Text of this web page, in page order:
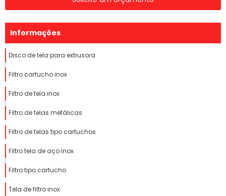
Informações
Disco de tela para extrusora
Filtro cartucho inox
Filtro de tela inox
Filtro de telas metálicas
Filtro de telas tipo cartuchos
Filtro tela de aço inox
Filtro tipo cartucho
Tela de filtro inox